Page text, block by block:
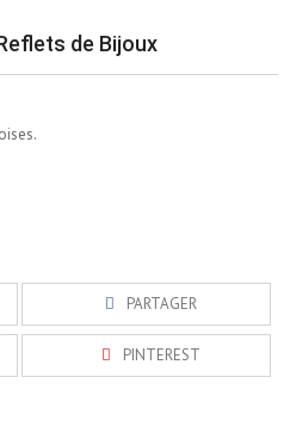
de Bijoux
PARTAGER
PINTEREST